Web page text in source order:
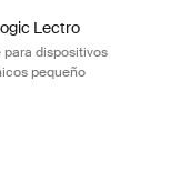
Lectro
para dispositivos
pequeño
(selected)